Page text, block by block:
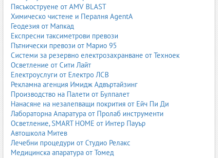
Пясъкоструене от AMV BLAST
Химическо чистене и Пералня AgentA
Геодезия от Мапкад
Експресни таксиметрови превози
Пътнически превози от Марио 95
Системи за резервно електрозахранване от Техноек
Осветление от Сити Лайт
Електроуслуги от Електро ЛСВ
Рекламна агенция Имидж Адвъртайзинг
Производство на Палети от Булпалет
Нанасяне на незалепващи покрития от Ейч Пи Ди
Лабораторна Апаратура от Пролаб инструменти
Осветление, SMART HOME от Интер Пауър
Автошкола Митев
Лечебни процедури от Студио Релакс
Медицинска апаратура от Томед